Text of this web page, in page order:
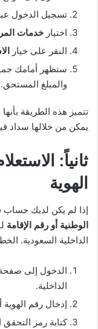
تسجيل الدخول
اختيار خدمات
النقر على خيار
ستظهر أمامك
والمبلغ المستحق.
تتميز هذه الطريقة
يمكن من خلالها سداد
ثانياً:
الهوية
إذا لم يكن لديك حساب
الوطنية أو رقم الإقامة
الداخلية السعودية.
الدخول إلى
الداخلية.
إدخال رقم الهوية
كتابة رمز التحقق